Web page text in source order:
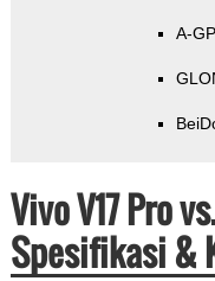
A-
Vivo V17 Pro
Spesifikasi &